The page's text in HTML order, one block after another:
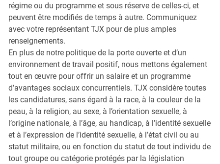
régime ou du programme et sous réserve de celles-ci, et
peuvent être modifiés de temps à autre. Communiquez
avec votre représentant TJX pour de plus amples
renseignements.
En plus de notre politique de la porte ouverte et d’un
environnement de travail positif, nous mettons également
tout en œuvre pour offrir un salaire et un programme
d’avantages sociaux concurrentiels. TJX considère toutes
les candidatures, sans égard à la race, à la couleur de la
peau, à la religion, au sexe, à l’orientation sexuelle, à
l’origine nationale, à l’âge, au handicap, à l’identité sexuelle
et à l’expression de l’identité sexuelle, à l’état civil ou au
statut militaire, ou en fonction du statut de tout individu de
tout groupe ou catégorie protégés par la législation